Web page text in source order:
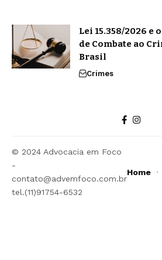
Lei 15.358/2026 e
de Combate ao
Brasil
Crimes
© 2024 Advocacia em Foco
-
contato@advemfoco.com.br
tel.(11)91754-6532
Home